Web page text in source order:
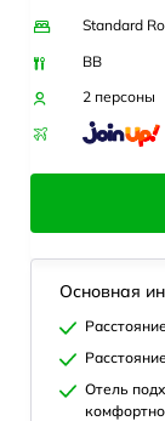
Standard
BB
2 персоны
Основная
Отель